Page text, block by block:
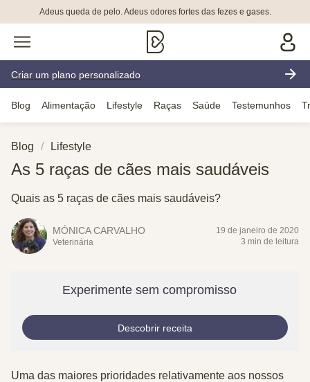
Adeus queda de pelo. Adeus odores fortes das fezes e gases.
Criar um plano personalizado
Blog Alimentação Lifestyle Raças Saúde Testemunhos
Blog Lifestyle
As 5 raças de cães mais saudáveis
Quais as 5 raças de cães mais saudáveis?
MÓNICA CARVALHO
Veterinária
19 de janeiro de 2020
3 min de leitura
Experimente sem compromisso
Descobrir receita
Uma das maiores prioridades relativamente aos nossos